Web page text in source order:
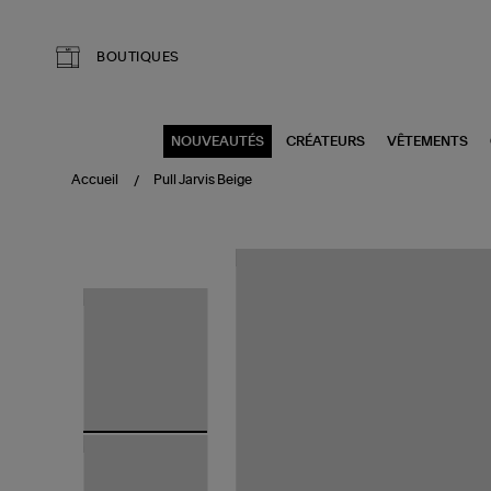
BOUTIQUES
NOUVEAUTÉS CRÉATEURS VÊTEMENTS
Accueil Pull Jarvis Beige